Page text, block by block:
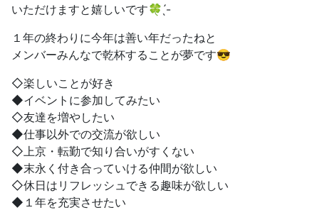
いただけますと嬉しいです🍀︎ ̖́-
１年の終わりに今年は善い年だったねと
メンバーみんなで乾杯することが夢です😎
◇楽しいことが好き
◆イベントに参加してみたい
◇友達を増やしたい
◆仕事以外での交流が欲しい
◇上京・転勤で知り合いがすくない
◆末永く付き合っていける仲間が欲しい
◇休日はリフレッシュできる趣味が欲しい
◆１年を充実させたい